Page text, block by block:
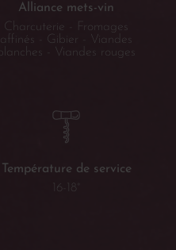
Alliance mets-vin
Charcuterie - Fromages
affinés - Gibier - Viandes
blanches - Viandes rouges
Température de service
16-18°